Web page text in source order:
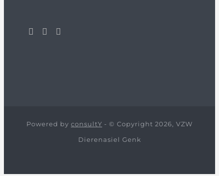
Powered by consultY - © Copyright 2026, VZW
Dierenasiel Genk